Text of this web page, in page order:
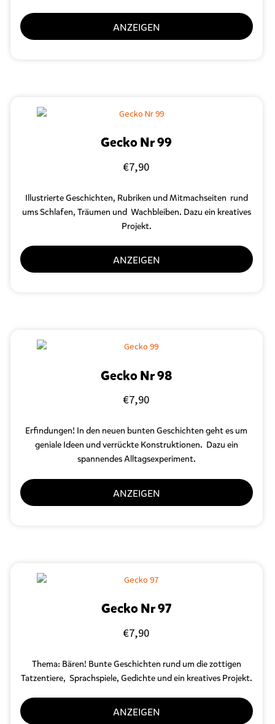
ANZEIGEN
Gecko Nr 99
€7,90
Illustrierte Geschichten, Rubriken und Mitmachseiten rund
ums Schlafen, Träumen und Wachbleiben. Dazu ein kreatives
Projekt.
ANZEIGEN
Gecko Nr 98
€7,90
Erfindungen! In den neuen bunten Geschichten geht es um
geniale Ideen und verrückte Konstruktionen. Dazu ein
spannendes Alltagsexperiment.
ANZEIGEN
Gecko Nr 97
€7,90
Thema: Bären! Bunte Geschichten rund um die zottigen
Tatzentiere, Sprachspiele, Gedichte und ein kreatives Projekt.
ANZEIGEN